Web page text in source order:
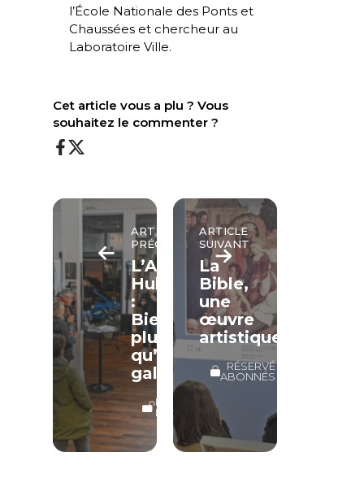
l’École Nationale des Ponts et
Chaussées et chercheur au
Laboratoire Ville.
Cet article vous a plu ? Vous
souhaitez le commenter ?
ARTICLE
PRÉCÉDENT
L’Agapé
Hub
:
Bien
plus
qu’une
galerie
LECTURE
LIBRE
ARTICLE
SUIVANT
La
Bible,
une
œuvre
artistique
RÉSERVÉ
ABONNÉS